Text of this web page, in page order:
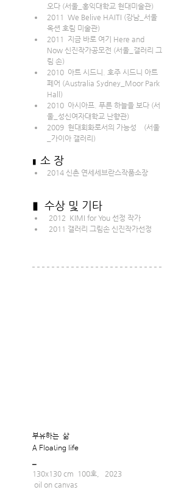
오다 (서울_홍익대학교 현대미술관)
2011  We Belive HAITI (강남_서울
옥션 호림 미술관)
2011  지금 바로 여기 Here and
Now 신진작가공모전 (서울_갤러리 그
림 손)
2010  아트 시드니. 호주 시드니 아트
페어 (Australia Sydney_Moor Park
Hall)
2010  아시아프. 푸른 하늘을 보다 (서
울_성신여자대학교 난향관)
2009  현대회화로서의 가능성    (서울
_가이아 갤러리)
▮ 소 장
2014 신촌 연세세브란스작품소장
▮  수상 및 기타
2012  KIMI for You 선정 작가
2011 갤러리 그림손 신진작가선정
부유하는  삶
A Floating life
130x130 cm  100호,   2023
oil on canvas